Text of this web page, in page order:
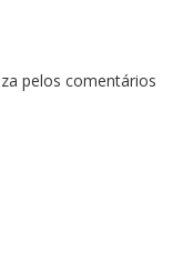
pelos comentários